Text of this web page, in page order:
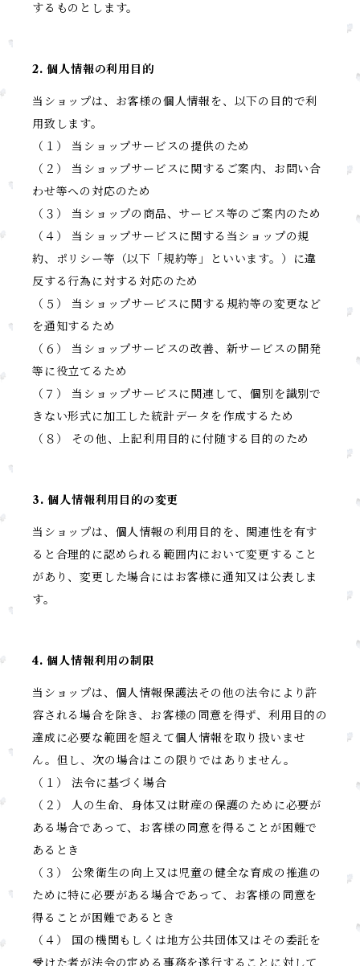
するものとします。
2. 個人情報の利用目的
当ショップは、お客様の個人情報を、以下の目的で利
用致します。
（１） 当ショップサービスの提供のため
（２） 当ショップサービスに関するご案内、お問い合
わせ等への対応のため
（３） 当ショップの商品、サービス等のご案内のため
（４） 当ショップサービスに関する当ショップの規
約、ポリシー等（以下「規約等」といいます。）に違
反する行為に対する対応のため
（５） 当ショップサービスに関する規約等の変更など
を通知するため
（６） 当ショップサービスの改善、新サービスの開発
等に役立てるため
（７） 当ショップサービスに関連して、個別を識別で
きない形式に加工した統計データを作成するため
（８） その他、上記利用目的に付随する目的のため
3. 個人情報利用目的の変更
当ショップは、個人情報の利用目的を、関連性を有す
ると合理的に認められる範囲内において変更すること
があり、変更した場合にはお客様に通知又は公表しま
す。
4. 個人情報利用の制限
当ショップは、個人情報保護法その他の法令により許
容される場合を除き、お客様の同意を得ず、利用目的の
達成に必要な範囲を超えて個人情報を取り扱いませ
ん。但し、次の場合はこの限りではありません。
（１） 法令に基づく場合
（２） 人の生命、身体又は財産の保護のために必要が
ある場合であって、お客様の同意を得ることが困難で
あるとき
（３） 公衆衛生の向上又は児童の健全な育成の推進の
ために特に必要がある場合であって、お客様の同意を
得ることが困難であるとき
（４） 国の機関もしくは地方公共団体又はその委託を
受けた者が法令の定める事務を遂行することに対して